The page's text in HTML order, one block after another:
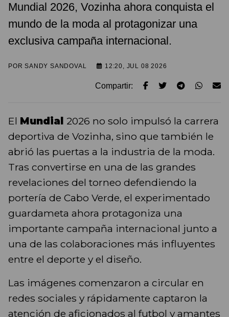
Mundial 2026, Vozinha ahora conquista el
mundo de la moda al protagonizar una
exclusiva campaña internacional.
PORSANDY SANDOVAL 12:20, JUL 08 2026
Compartir:
El Mundial 2026 no solo impulsó la carrera
deportiva de Vozinha, sino que también le
abrió las puertas a la industria de la moda.
Tras convertirse en una de las grandes
revelaciones del torneo defendiendo la
portería de Cabo Verde, el experimentado
guardameta ahora protagoniza una
importante campaña internacional junto a
una de las colaboraciones más influyentes
entre el deporte y el diseño.
Las imágenes comenzaron a circular en
redes sociales y rápidamente captaron la
atención de aficionados al futbol y amantes